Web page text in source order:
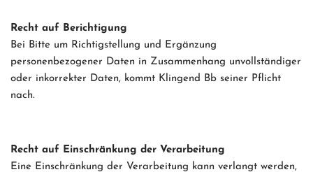
Recht auf Berichtigung
Bei Bitte um Richtigstellung und Ergänzung
personenbezogener Daten in Zusammenhang unvollständiger
oder inkorrekter Daten, kommt Klingend Bb seiner Pflicht
nach.
Recht auf Einschränkung der Verarbeitung
Eine Einschränkung der Verarbeitung kann verlangt werden,